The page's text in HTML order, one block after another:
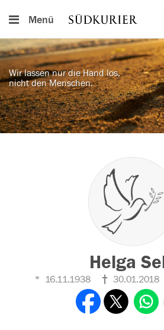
Menü
Wir lassen nur die Hand los,
nicht den Menschen.
Helga
16.11.1938 30.01.2018